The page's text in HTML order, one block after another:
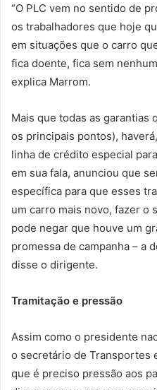
“O PLC vem no sentido de
os trabalhadores que hoje
em situações que o carro
fica doente, fica sem
explica Marrom.
Mais que todas as garantias
os principais pontos),
linha de crédito especial
em sua fala, anunciou que
específica para que esses
um carro mais novo, fazer o
pode negar que houve um
promessa de campanha – a
disse o dirigente.
Tramitação e pressão
Assim como o presidente
o secretário de Transportes
que é preciso pressão aos